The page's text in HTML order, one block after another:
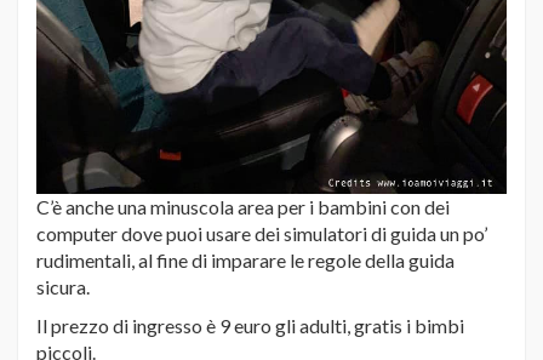
C’è anche una minuscola area per i bambini con dei
computer dove puoi usare dei simulatori di guida un po’
rudimentali, al fine di imparare le regole della guida
sicura.
Il prezzo di ingresso è 9 euro gli adulti, gratis i bimbi
piccoli.